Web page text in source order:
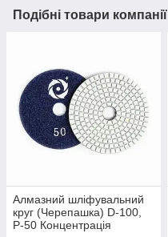
Подібні товари компанії
Алмазний шліфувальний
круг (Черепашка) D-100,
Р-50 Концентрація